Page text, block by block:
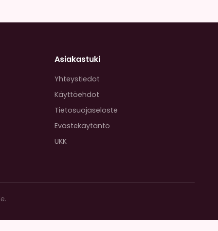
Asiakastuki
Yhteystiedot
Käyttöehdot
Tietosuojaseloste
Evästekäytäntö
UKK